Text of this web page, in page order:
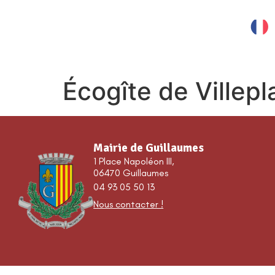
Écogîte de
Mairie de Guillaumes
1 Place Napoléon III,
06470 Guillaumes
04 93 05 50 13
Nous contacter !